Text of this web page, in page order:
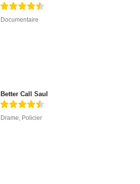
Documentaire
Better Call Saul
Drame Policier